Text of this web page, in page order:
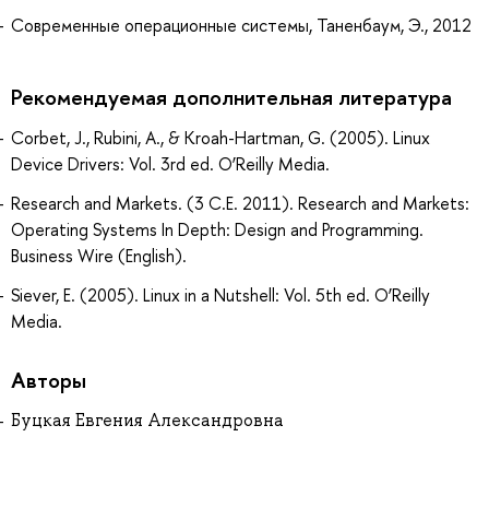
Современные операционные системы, Таненбаум, Э., 2012
Рекомендуемая дополнительная литература
Corbet, J., Rubini, A., & Kroah-Hartman, G. (2005). Linux
Device Drivers: Vol. 3rd ed. O’Reilly Media.
Research and Markets. (3 C.E. 2011). Research and Markets:
Operating Systems In Depth: Design and Programming.
Business Wire (English).
Siever, E. (2005). Linux in a Nutshell: Vol. 5th ed. O’Reilly
Media.
Авторы
Буцкая Евгения Александровна